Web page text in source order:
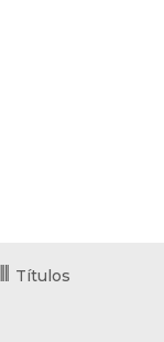
Títulos